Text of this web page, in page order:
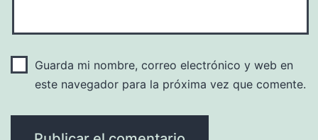
Guarda mi nombre, correo electrónico y web en
este navegador para la próxima vez que comente.